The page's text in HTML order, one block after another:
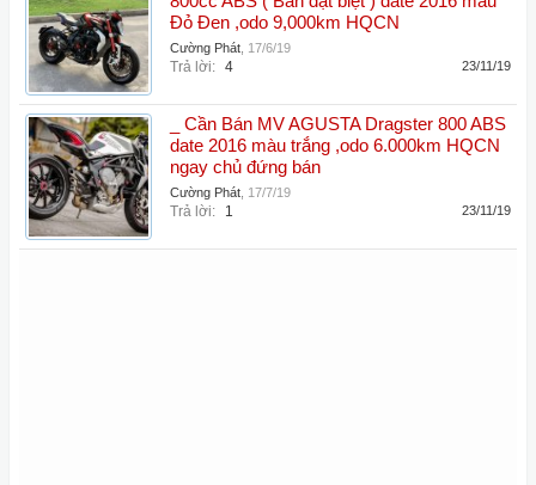
Đỏ Đen ,odo 9,000km HQCN
Cường Phát 17/6/19
Trả lời: 4 23/11/19
_ Cần Bán MV AGUSTA Dragster 800 ABS
date 2016 màu trắng ,odo 6.000km HQCN
ngay chủ đứng bán
Cường Phát 17/7/19
Trả lời: 1 23/11/19